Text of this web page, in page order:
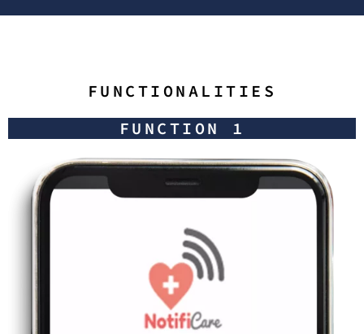
FUNCTIONALITIES
FUNCTION 1